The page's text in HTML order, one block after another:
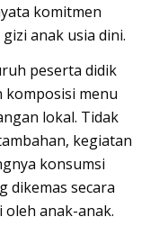
komitmen
anak usia dini.
peserta didik
komposisi menu
lokal. Tidak
kegiatan
konsumsi
dikemas secara
anak-anak.